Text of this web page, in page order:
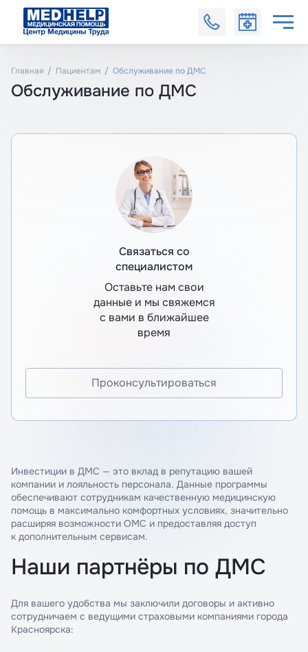
Главная Пациентам Обслуживание по ДМС
Обслуживание по ДМС
Инвестиции в ДМС — это вклад в репутацию вашей
компании и лояльность персонала. Данные программы
обеспечивают сотрудникам качественную медицинскую
помощь в максимально комфортных условиях, значительно
расширяя возможности ОМС и предоставляя доступ
к дополнительным сервисам.
Наши партнёры по ДМС
Для вашего удобства мы заключили договоры и активно
сотрудничаем с ведущими страховыми компаниями города
Красноярска:
Связаться со
специалистом
Оставьте нам свои
данные и мы свяжемся
с вами в ближайшее
время
Проконсультироваться